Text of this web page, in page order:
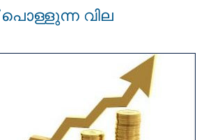
വില